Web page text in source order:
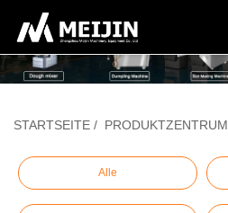
Unternehmen
LÖSUNG
STARTSEITE / PRODUKTZENTRUM
Alle